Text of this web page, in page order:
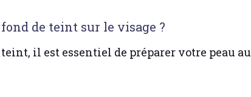
de teint sur le visage ?
il est essentiel de préparer votre peau au